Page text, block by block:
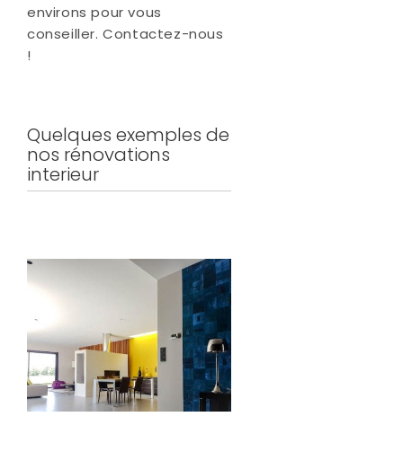
environs pour vous
conseiller. Contactez-nous
!
Quelques exemples de
nos rénovations
interieur